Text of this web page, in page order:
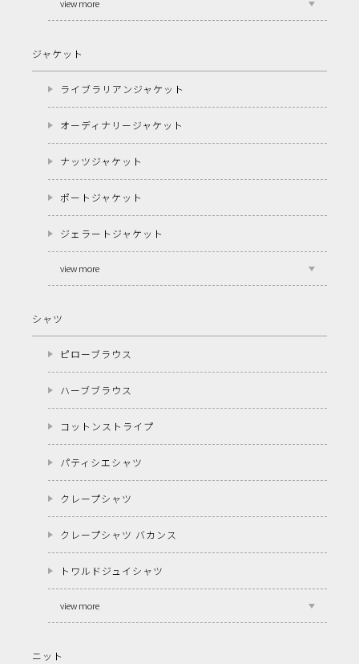
view more
ジャケット
ライブラリアンジャケット
オーディナリージャケット
ナッツジャケット
ポートジャケット
ジェラートジャケット
view more
シャツ
ピローブラウス
ハーブブラウス
コットンストライプ
パティシエシャツ
クレープシャツ
クレープシャツ バカンス
トワルドジュイシャツ
view more
ニット